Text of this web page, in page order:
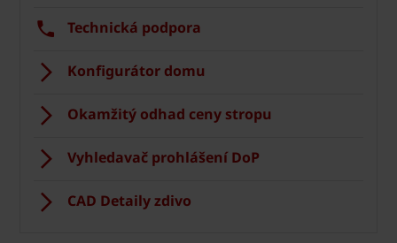
Technická podpora
Konfigurátor domu
Okamžitý odhad ceny stropu
Vyhledavač prohlášení DoP
CAD Detaily zdivo